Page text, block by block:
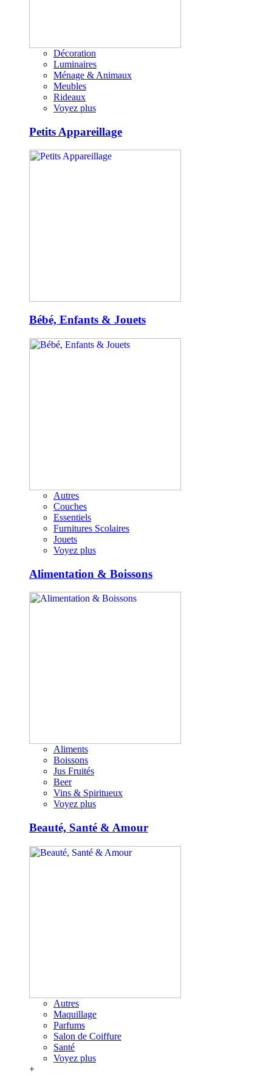
Décoration
Luminaires
Ménage & Animaux
Meubles
Rideaux
Voyez plus
Petits Appareillage
Bébé, Enfants & Jouets
Autres
Couches
Essentiels
Furnitures Scolaires
Jouets
Voyez plus
Alimentation & Boissons
Aliments
Boissons
Jus Fruités
Beer
Vins & Spiritueux
Voyez plus
Beauté, Santé & Amour
Autres
Maquillage
Parfums
Salon de Coiffure
Santé
Voyez plus
+